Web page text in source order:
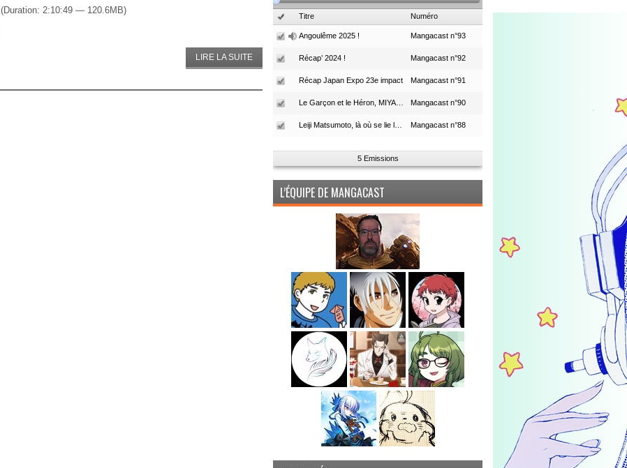
(Duration: 2:10:49 — 120.6MB)
LIRE LA SUITE
Titre Numéro
Angoulême 2025 ! Mangacast n°93
Récap’ 2024 ! Mangacast n°92
Récap Japan Expo 23e impact Mangacast n°91
Mangacast n°90
Mangacast n°88
5 Emissions
L’ÉQUIPE DE MANGACAST